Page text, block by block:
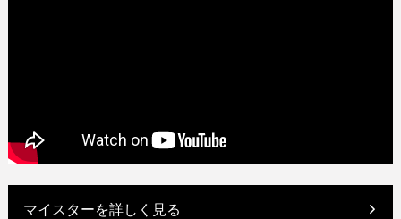
マイスターを詳しく見る